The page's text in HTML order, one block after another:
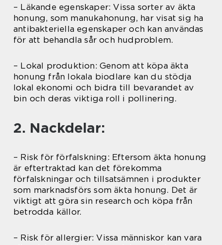
– Läkande egenskaper: Vissa sorter av äkta
honung, som manukahonung, har visat sig ha
antibakteriella egenskaper och kan användas
för att behandla sår och hudproblem.
– Lokal produktion: Genom att köpa äkta
honung från lokala biodlare kan du stödja
lokal ekonomi och bidra till bevarandet av
bin och deras viktiga roll i pollinering.
2. Nackdelar:
– Risk för förfalskning: Eftersom äkta honung
är eftertraktad kan det förekomma
förfalskningar och tillsatsämnen i produkter
som marknadsförs som äkta honung. Det är
viktigt att göra sin research och köpa från
betrodda källor.
– Risk för allergier: Vissa människor kan vara